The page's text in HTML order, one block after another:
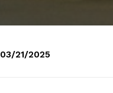
03/21/2025